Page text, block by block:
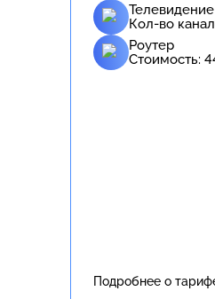
Телевидение
Кол-во
Роутер
Стоимость:
Подробнее о